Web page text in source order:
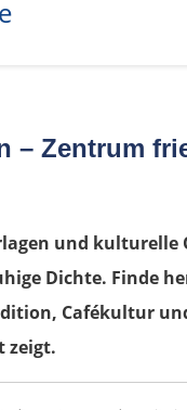
– Zentrum
und kulturelle
Dichte. Finde
Cafékultur
zeigt.